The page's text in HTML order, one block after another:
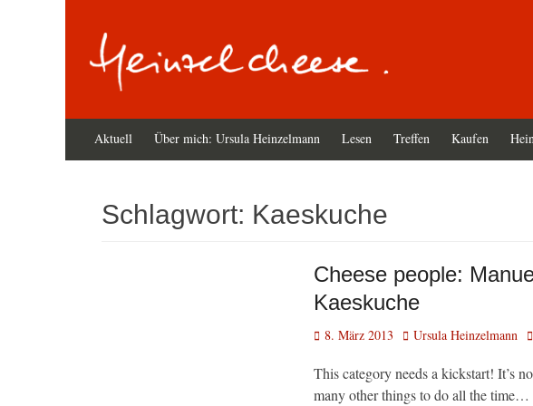
Primäres
Menü
Aktuell Über mich: Ursula Heinzelmann Lesen Treffen Kaufen
Schlagwort: Kaeskuche
Cheese people:
Kaeskuche
Veröffentlicht
8. März 2013 Autor
Ursula Heinzelmann
This category needs a kickstart! It’s
many other things to do all the